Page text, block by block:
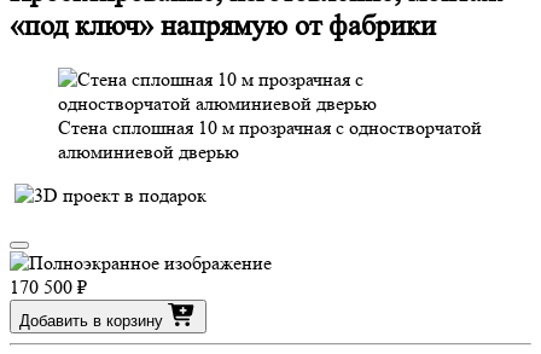
«под ключ» напрямую от фабрики
Стена сплошная 10 м прозрачная с одностворчатой
алюминиевой дверью
170 500 ₽
Добавить в корзину